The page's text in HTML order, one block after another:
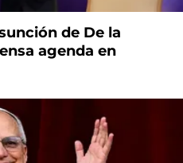
de De la
agenda en